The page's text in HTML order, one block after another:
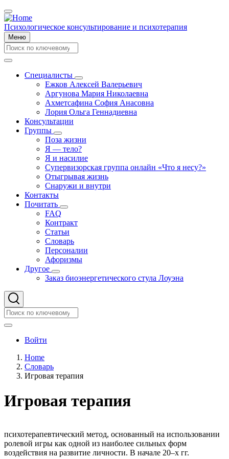
Перейти
к
основному
содержанию
Психологическое консультирование и психотерапия
Меню
Search
Search
navigation
Специалисты
Специалисты
подменю
Ежков Алексей Валерьевич
Аргунова Мария Николаевна
Ахметсафина София Анасовна
Лория Ольга Геннадиевна
Консультации
Группы
Группы
подменю
Поза жизни
Я — тело?
Я и насилие
Супервизорская группа онлайн «Что я несу?»
Отыгрывая жизнь
Снаружи и внутри
Контакты
Почитать
Почитать
FAQ
Контракт
Статьи
Словарь
Персоналии
Афоризмы
Другое
Другое
подменю
Заказ биоэнергетического стула Лоуэна
Search
Search
User
menu
Войти
Строка
навигации
Home
Словарь
Игровая терапия
Игровая терапия
психотерапевтический метод, основанный на использовании
ролевой игры как одной из наиболее сильных форм
воздействия на развитие личности. В начале 20–х гг.